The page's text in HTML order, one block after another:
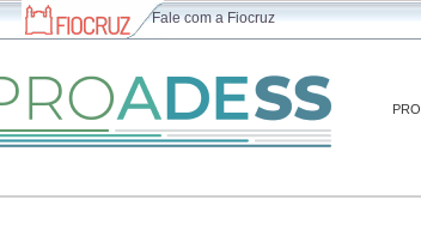
Fale com a Fiocruz